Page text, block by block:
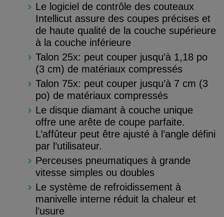
Le logiciel de contrôle des couteaux
Intellicut assure des coupes précises et
de haute qualité de la couche supérieure
à la couche inférieure
Talon 25x: peut couper jusqu’à 1,18 po
(3 cm) de matériaux compressés
Talon 75x: peut couper jusqu’à 7 cm (3
po) de matériaux compressés
Le disque diamant à couche unique
offre une arête de coupe parfaite.
L’affûteur peut être ajusté à l’angle défini
par l’utilisateur.
Perceuses pneumatiques à grande
vitesse simples ou doubles
Le système de refroidissement à
manivelle interne réduit la chaleur et
l’usure